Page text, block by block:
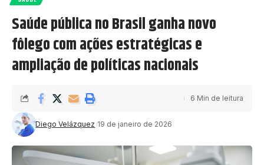
Saúde pública no Brasil ganha novo
fôlego com ações estratégicas e
ampliação de políticas nacionais
Diego Velázquez 19 de janeiro de 2026
6 Min de leitura